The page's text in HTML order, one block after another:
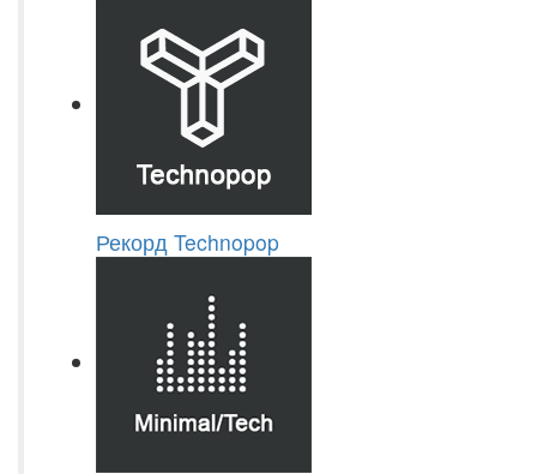
Рекорд Technopop